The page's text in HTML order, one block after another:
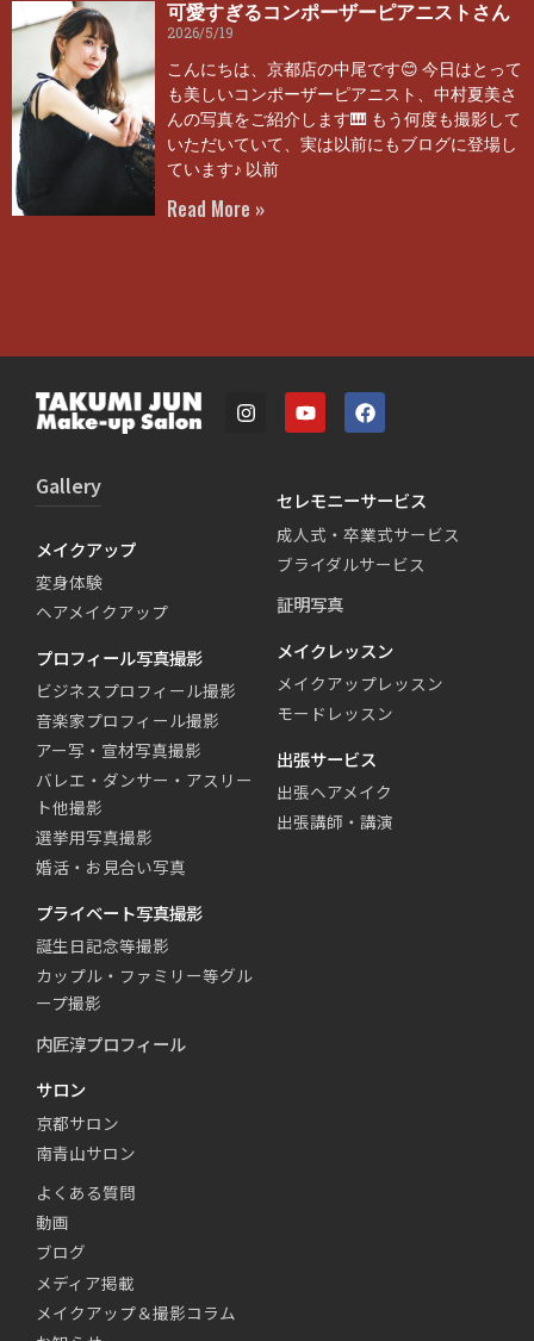
可愛すぎるコンポーザーピアニストさん
2026/5/19
こんにちは、京都店の中尾です😊 今日はとって
も美しいコンポーザーピアニスト、中村夏美さ
んの写真をご紹介します🎹 もう何度も撮影して
いただいていて、実は以前にもブログに登場し
ています♪ 以前
Read More »
Gallery
メイクアップ
変身体験
ヘアメイクアップ
プロフィール写真撮影
ビジネスプロフィール撮影
音楽家プロフィール撮影
アー写・宣材写真撮影
バレエ・ダンサー・アスリー
ト他撮影
選挙用写真撮影
婚活・お見合い写真
プライベート写真撮影
誕生日記念等撮影
カップル・ファミリー等グル
ープ撮影
セレモニーサービス
成人式・卒業式サービス
ブライダルサービス
証明写真
メイクレッスン
メイクアップレッスン
モードレッスン
出張サービス
出張ヘアメイク
出張講師・講演
内匠淳プロフィール
サロン
京都サロン
南青山サロン
よくある質問
動画
ブログ
メディア掲載
メイクアップ＆撮影コラム